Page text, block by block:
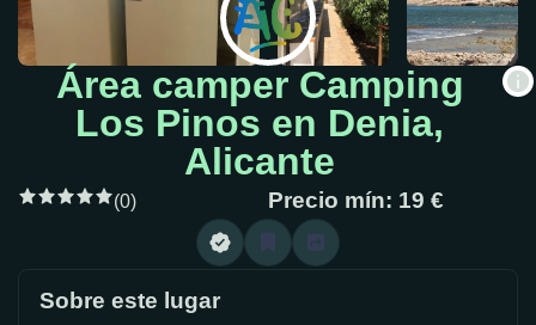
Área camper Camping
Los Pinos en Denia,
Alicante
(0) Precio mín: 19 €
Sobre este lugar